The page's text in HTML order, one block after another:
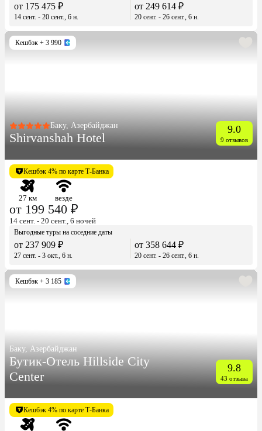
от 175 475 ₽
14 сент. - 20 сент., 6 н.
от 249 614 ₽
20 сент. - 26 сент., 6 н.
Кешбэк + 3 990
Баку, Азербайджан
Shirvanshah Hotel
9.0
9 отзывов
Кешбэк 4% по карте Т-Банка
27 км везде
от 199 540 ₽
14 сент. - 20 сент., 6 ночей
Выгодные туры на соседние даты
от 237 909 ₽
27 сент. - 3 окт., 6 н.
от 358 644 ₽
20 сент. - 26 сент., 6 н.
Кешбэк + 3 185
Баку, Азербайджан
Бутик-Отель Hillside City
Center
9.8
43 отзыва
Кешбэк 4% по карте Т-Банка